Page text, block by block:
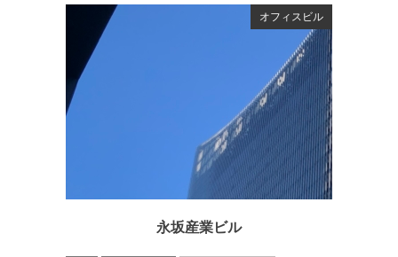
オフィスビル
永坂産業ビル